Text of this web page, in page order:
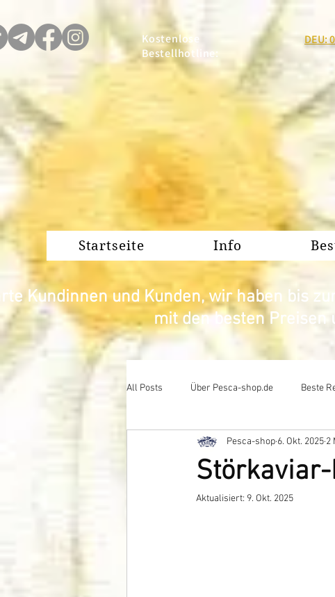
Kostenlose
Bestellhotline:
DEU:
Startseite Info
Kundinnen und Kunden, wir haben bis
mit den besten Preisen
All Posts Über Pesca-shop.de Beste
Störkaviar-
Pesca-shop 6. Okt. 2025 2
Aktualisiert: 9. Okt. 2025